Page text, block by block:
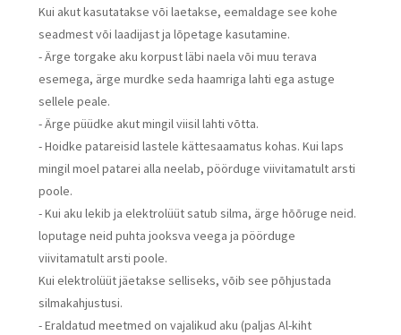
Kui akut kasutatakse või laetakse, eemaldage see kohe
seadmest või laadijast ja lõpetage kasutamine.
- Ärge torgake aku korpust läbi naela või muu terava
esemega, ärge murdke seda haamriga lahti ega astuge
sellele peale.
- Ärge püüdke akut mingil viisil lahti võtta.
- Hoidke patareisid lastele kättesaamatus kohas. Kui laps
mingil moel patarei alla neelab, pöörduge viivitamatult arsti
poole.
- Kui aku lekib ja elektrolüüt satub silma, ärge hõõruge neid.
loputage neid puhta jooksva veega ja pöörduge
viivitamatult arsti poole.
Kui elektrolüüt jäetakse selliseks, võib see põhjustada
silmakahjustusi.
- Eraldatud meetmed on vajalikud aku (paljas Al-kiht